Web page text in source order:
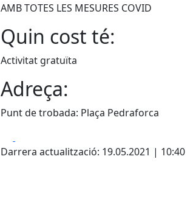
AMB TOTES LES MESURES COVID
Quin cost té:
Activitat gratuïta
Adreça:
Punt de trobada: Plaça Pedraforca
Darrera actualització: 19.05.2021 | 10:40